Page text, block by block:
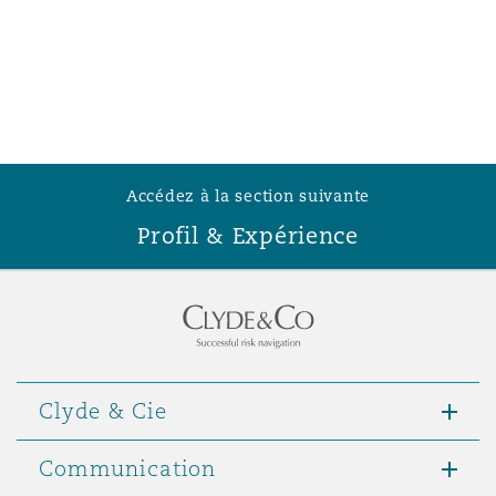
Accédez à la section suivante
Profil & Expérience
Clyde & Cie
Communication